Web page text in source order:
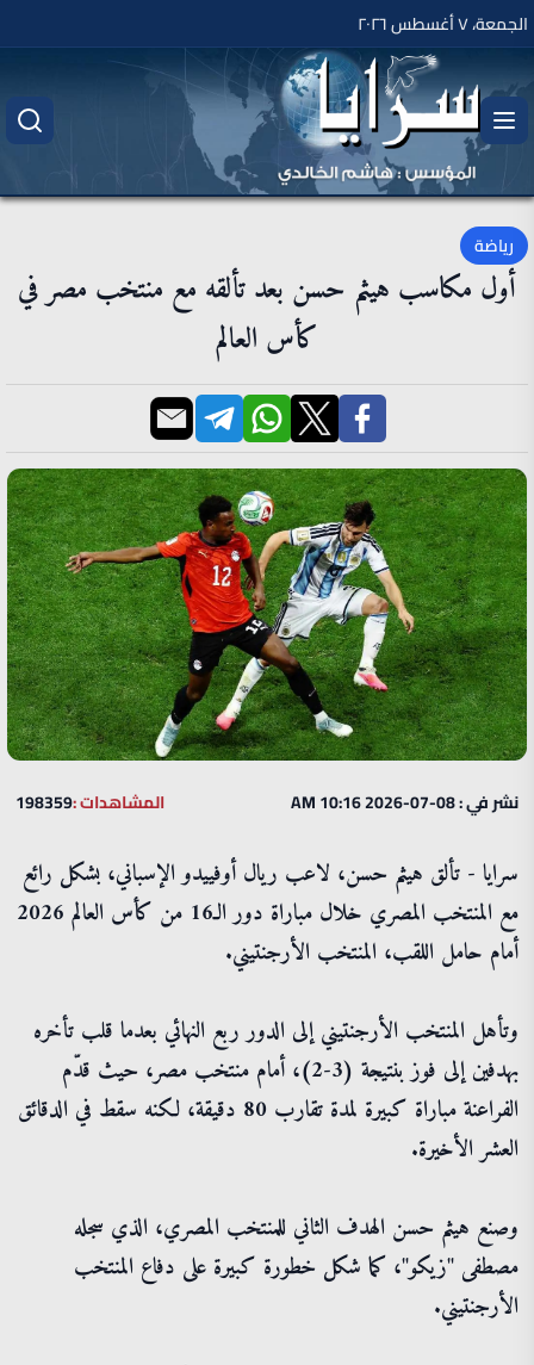
الجمعة، ٧ أغسطس ٢٠٢٦
رياضة
أول مكاسب هيثم حسن بعد تألقه مع منتخب مصر في
كأس العالم
نشر في : 08-07-2026 10:16 AM المشاهدات :198359
سرايا - تألق هيثم حسن، لاعب ريال أوفييدو الإسباني، بشكل رائع
مع المنتخب المصري خلال مباراة دور الـ16 من كأس العالم 2026
أمام حامل اللقب، المنتخب الأرجنتيني.
وتأهل المنتخب الأرجنتيني إلى الدور ربع النهائي بعدما قلب تأخره
بهدفين إلى فوز بنتيجة (3-2)، أمام منتخب مصر، حيث قدّم
الفراعنة مباراة كبيرة لمدة تقارب 80 دقيقة، لكنه سقط في الدقائق
العشر الأخيرة.
وصنع هيثم حسن الهدف الثاني للمنتخب المصري، الذي سجله
مصطفى "زيكو"، كما شكل خطورة كبيرة على دفاع المنتخب
الأرجنتيني.